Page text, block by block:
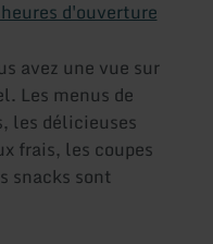
d'ouverture
avez une vue sur
Les menus de
les délicieuses
frais, les coupes
snacks sont